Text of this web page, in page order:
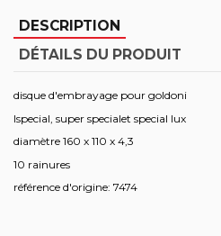
DESCRIPTION
DÉTAILS DU PRODUIT
disque d'embrayage pour goldoni
lspecial, super specialet special lux
diamètre 160 x 110 x 4,3
10 rainures
référence d'origine: 7474